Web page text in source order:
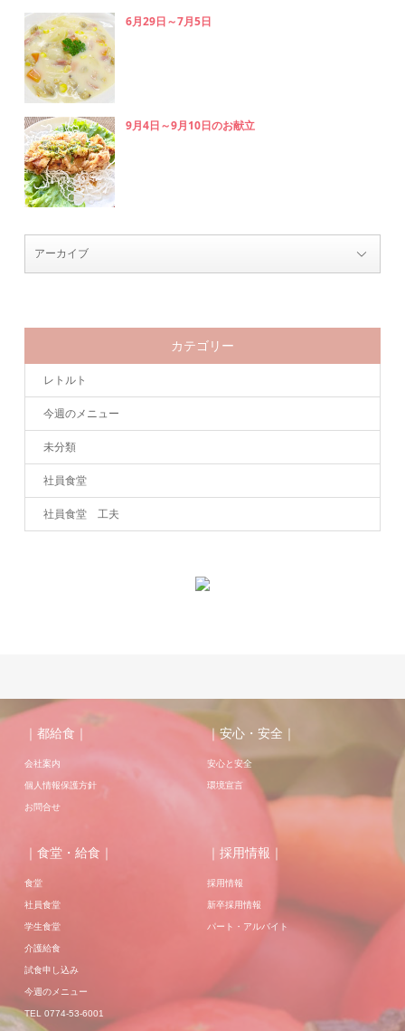
6月29日～7月5日
9月4日～9月10日のお献立
カテゴリー
レトルト
今週のメニュー
未分類
社員食堂
社員食堂 工夫
｜都給食｜
会社案内
個人情報保護方針
お問合せ
｜安心・安全｜
安心と安全
環境宣言
｜食堂・給食｜
食堂
社員食堂
学生食堂
介護給食
試食申し込み
今週のメニュー
TEL 0774-53-6001
｜採用情報｜
採用情報
新卒採用情報
パート・アルバイト